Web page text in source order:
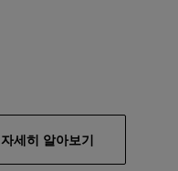
자세히 알아보기